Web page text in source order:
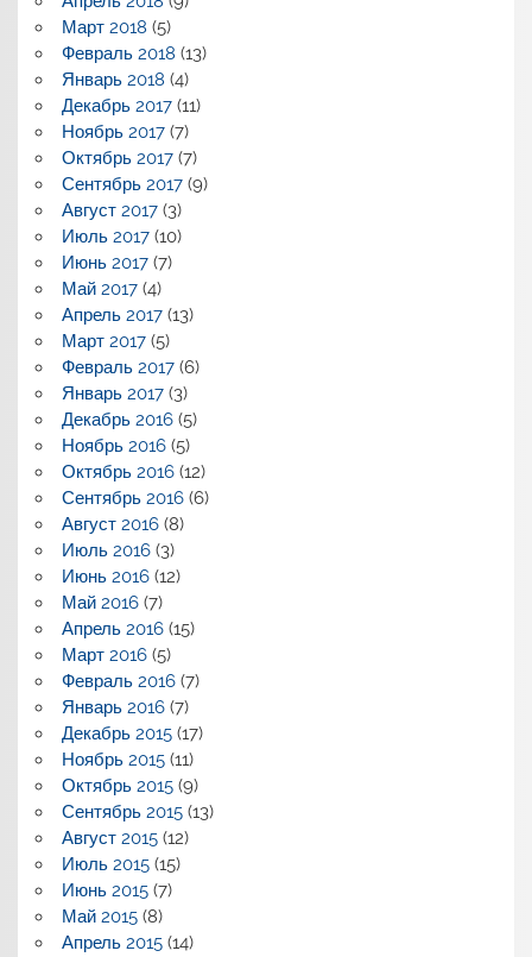
Март 2018 (5)
Февраль 2018 (13)
Январь 2018 (4)
Декабрь 2017(11)
Ноябрь 2017(7)
Октябрь 2017(7)
Сентябрь 2017(9)
Август 2017(3)
Июль 2017(10)
Июнь 2017(7)
Май 2017(4)
Апрель 2017(13)
Март 2017(5)
Февраль 2017(6)
Январь 2017(3)
Декабрь 2016(5)
Ноябрь 2016(5)
Октябрь 2016(12)
Сентябрь 2016(6)
Август 2016(8)
Июль 2016(3)
Июнь 2016(12)
Май 2016(7)
Апрель 2016(15)
Март 2016(5)
Февраль 2016(7)
Январь 2016(7)
Декабрь 2015(17)
Ноябрь 2015(11)
Октябрь 2015(9)
Сентябрь 2015(13)
Август 2015(12)
Июль 2015(15)
Июнь 2015(7)
Май 2015(8)
Апрель 2015(14)